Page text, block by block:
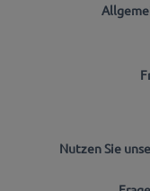
Nutzen Sie